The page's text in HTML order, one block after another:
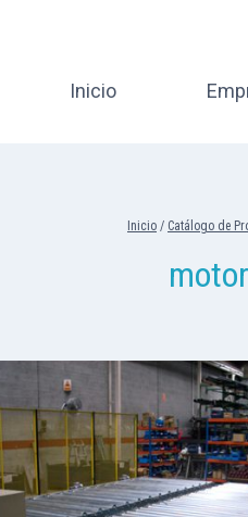
Inicio
Inicio / Catálogo de